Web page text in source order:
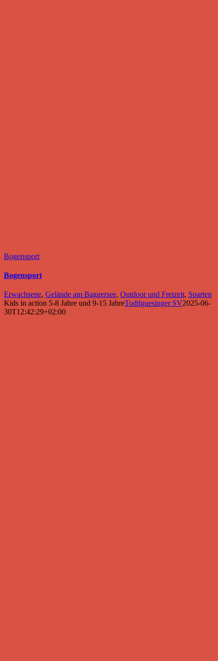
Bogensport
Bogensport
Erwachsene, Gelände am Baggersee, Outdoor und Freizeit, Sparten
Kids in action 5-8 Jahre und 9-15 JahreTodtlguesinger SV2025-06-
30T12:42:29+02:00